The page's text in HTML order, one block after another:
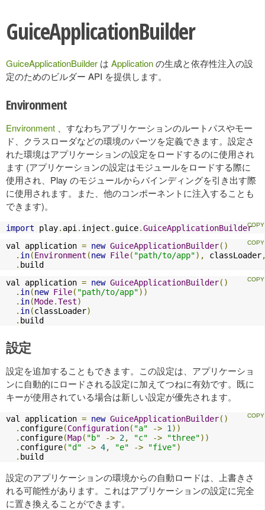
GuiceApplicationBuilder
GuiceApplicationBuilder は Applicationの生成と依存性注入の設
定のためのビルダー API を提供します。
Environment
Environment 、すなわちアプリケーションのルートパスやモー
ド、クラスローダなどの環境のパーツを定義できます。設定さ
れた環境はアプリケーションの設定をロードするのに使用され
ます (アプリケーションの設定はモジュールをロードする際に
使用され、Play のモジュールからバインディングを引き出す際
に使用されます。また、他のコンポーネントに注入することも
できます)。
import play. api . inject .guice.GuiceApplicationBuilder
val application = new GuiceApplicationBuilder()
. in(Environment (new File( "path/to/app"), classLoader
. build
val application = new GuiceApplicationBuilder()
. in(new File( "path/to/app"))
. in(Mode.Test)
. in(classLoader)
. build
設定
設定を追加することもできます。この設定は、アプリケーショ
ンに自動的にロードされる設定に加えてつねに有効です。既に
キーが使用されている場合は新しい設定が優先されます。
val application = new GuiceApplicationBuilder()
. configure(Configuration( "a" -> 1 ))
. configure(Map( "b" -> 2, "c" -> "three"))
. configure( "d" -> 4, "e" -> "five")
. build
設定のアプリケーションの環境からの自動ロードは、上書きさ
れる可能性があります。これはアプリケーションの設定に完全
に置き換えることができます。